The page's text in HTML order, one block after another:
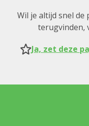
Wil je altijd snel
terugvinden,
Ja, zet deze